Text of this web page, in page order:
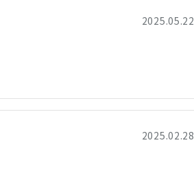
2025.05.22
2025.02.28